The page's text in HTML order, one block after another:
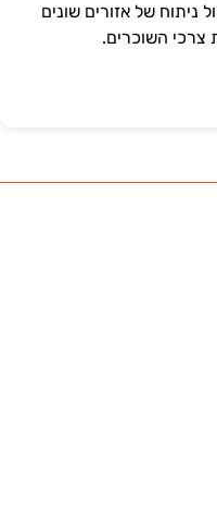
של אזורים שונים
צרכי השוכרים.